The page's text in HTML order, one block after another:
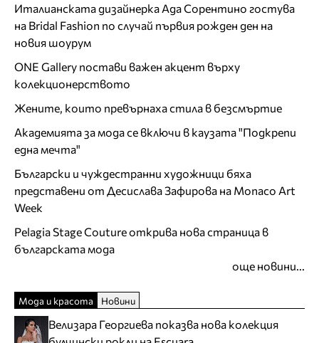
Италианската дизайнерка Ада Сорентино гостува
на Bridal Fashion по случай първия рожден ден на
новия шоурум
ONE Gallery постави важен акцент върху
колекционерството
Жените, които превърнаха стила в безсмъртие
Академията за мода се включи в каузата "Подкрепи
една мечта"
Български и чуждестранни художници бяха
представени от Десислава Зафирова на Monaco Art
Week
Pelagia Stage Couture открива нова страница в
българската мода
още новини...
Мода и красота Новини
Велизара Георгиева показва нова колекция